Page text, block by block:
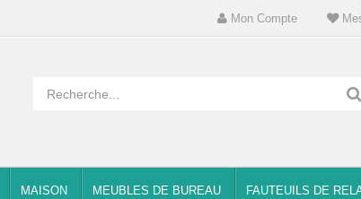
Mon Compte
MAISON MEUBLES DE BUREAU FAUTEUILS DE